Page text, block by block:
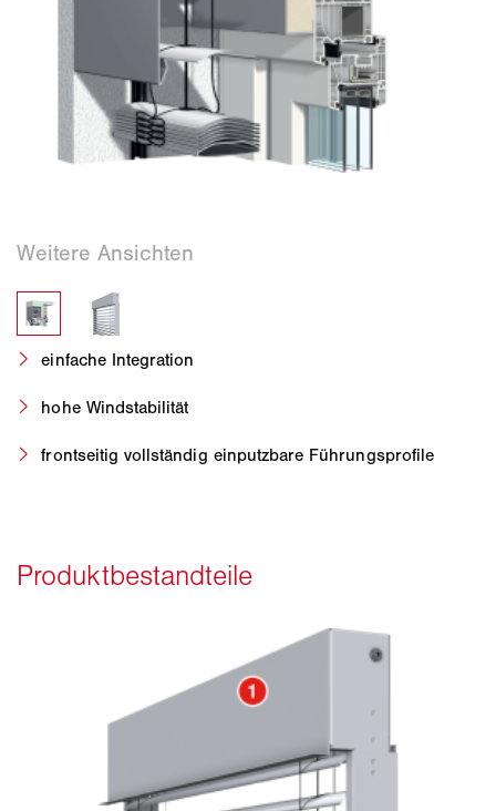
einfache Integration
hohe Windstabilität
frontseitig vollständig einputzbare Führungsprofile